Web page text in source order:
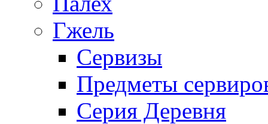
Гжель
Сервизы
Предметы
Серия Деревня